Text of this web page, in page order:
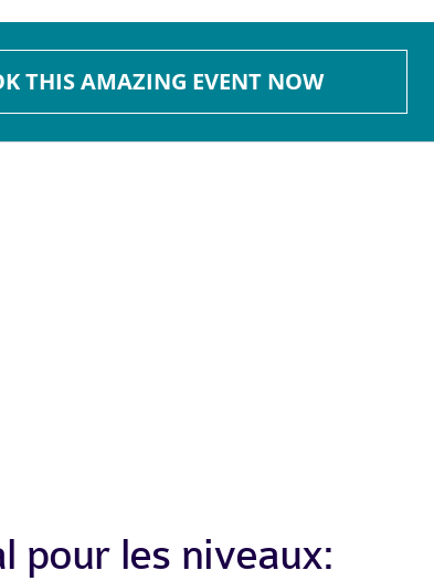
THIS AMAZING EVENT NOW
pour les niveaux: